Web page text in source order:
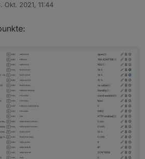
die zu benutzenden DP die ich
go-e !
Okt. 2021, 11:44
von